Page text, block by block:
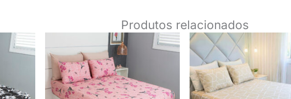
Produtos relacionados
preço
atual
O
preço
original
era:
R$ 79,90.
preço
era:
R$ 79,90.